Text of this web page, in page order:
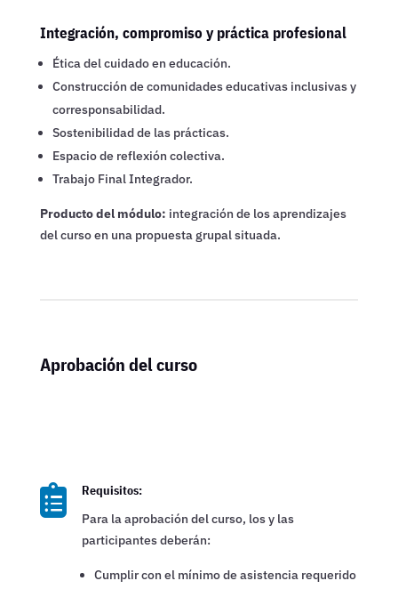
Integración, compromiso y práctica profesional
Ética del cuidado en educación.
Construcción de comunidades educativas inclusivas y
corresponsabilidad.
Sostenibilidad de las prácticas.
Espacio de reflexión colectiva.
Trabajo Final Integrador.
Producto del módulo: integración de los aprendizajes
del curso en una propuesta grupal situada.
Aprobación del curso

Requisitos:
Para la aprobación del curso, los y las
participantes deberán:
Cumplir con el mínimo de asistencia requerido